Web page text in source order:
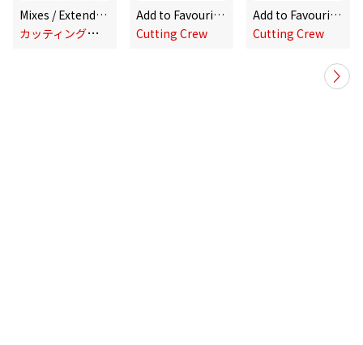
Mixes / Extended / Live
カ
ッティング・クルー
Add to Favourites
Cutting Crew
Add to Favourites
Cutting Crew